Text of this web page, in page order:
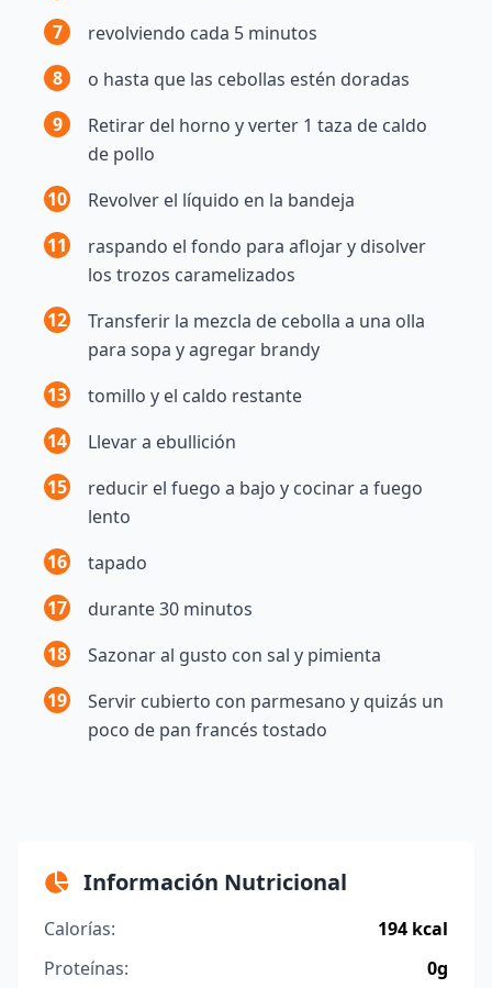
7
revolviendo cada 5 minutos
8
o hasta que las cebollas estén doradas
9
Retirar del horno y verter 1 taza de caldo
de pollo
10
Revolver el líquido en la bandeja
11
raspando el fondo para aflojar y disolver
los trozos caramelizados
12
Transferir la mezcla de cebolla a una olla
para sopa y agregar brandy
13
tomillo y el caldo restante
14
Llevar a ebullición
15
reducir el fuego a bajo y cocinar a fuego
lento
16
tapado
17
durante 30 minutos
18
Sazonar al gusto con sal y pimienta
19
Servir cubierto con parmesano y quizás un
poco de pan francés tostado
Información Nutricional
Calorías:
194 kcal
Proteínas:
0g